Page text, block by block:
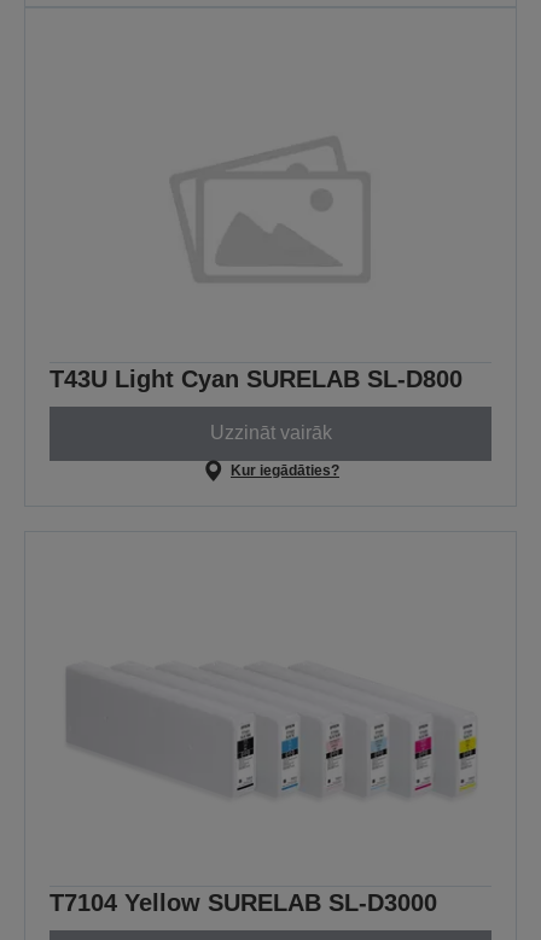
T43U Light Cyan SURELAB SL-D800
Uzzināt vairāk
Kur iegādāties?
T7104 Yellow SURELAB SL-D3000